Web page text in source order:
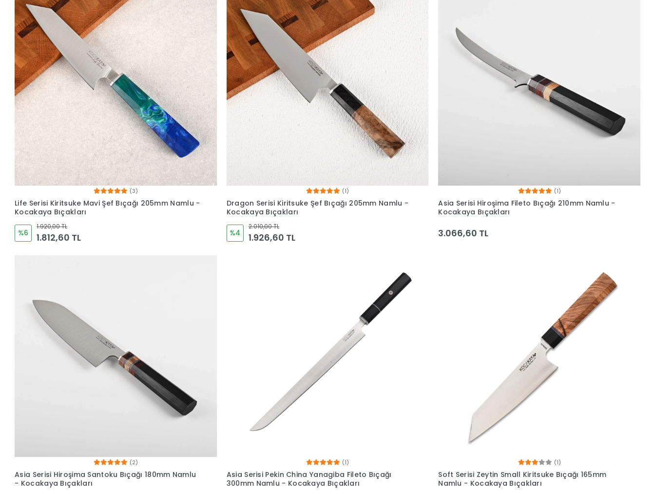
(3)
Life Serisi Kiritsuke Mavi Şef Bıçağı 205mm Namlu -
Kocakaya Bıçakları
%6
1.920,00 TL
1.812,60 TL
(1)
Dragon Serisi Kiritsuke Şef Bıçağı 205mm Namlu -
Kocakaya Bıçakları
%4
2.010,00 TL
1.926,60 TL
(1)
Asia Serisi Hiroşima Fileto Bıçağı 210mm Namlu -
Kocakaya Bıçakları
3.066,60 TL
(2)
Asia Serisi Hiroşima Santoku Bıçağı 180mm Namlu
- Kocakaya Bıçakları
(1)
Asia Serisi Pekin China Yanagiba Fileto Bıçağı
300mm Namlu - Kocakaya Bıçakları
(1)
Soft Serisi Zeytin Small Kiritsuke Bıçağı 165mm
Namlu - Kocakaya Bıçakları